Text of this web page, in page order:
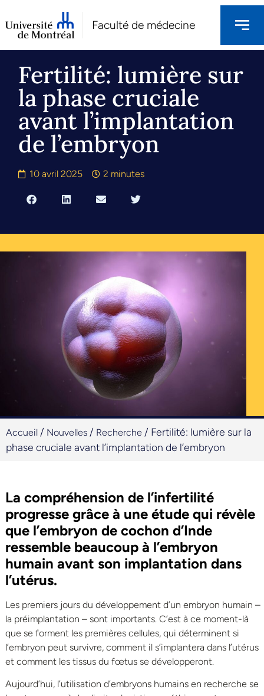
Faculté de médecine
Fertilité: lumière sur
la phase cruciale
avant l’implantation
de l’embryon
10 avril 2025 2 minutes
Accueil / Nouvelles / Recherche / Fertilité: lumière sur la
phase cruciale avant l’implantation de l’embryon
La compréhension de l’infertilité
progresse grâce à une étude qui révèle
que l’embryon de cochon d’Inde
ressemble beaucoup à l’embryon
humain avant son implantation dans
l’utérus.
Les premiers jours du développement d’un embryon humain –
la préimplantation – sont importants. C’est à ce moment-là
que se forment les premières cellules, qui déterminent si
l’embryon peut survivre, comment il s’implantera dans l’utérus
et comment les tissus du fœtus se développeront.
Aujourd’hui, l’utilisation d’embryons humains en recherche se